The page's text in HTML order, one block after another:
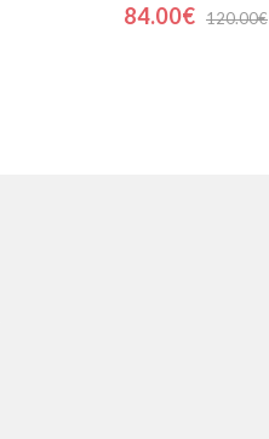
84.00€ 120.00€